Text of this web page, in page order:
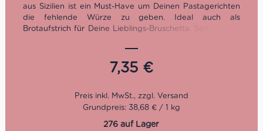
aus Sizilien ist ein Must-Have um Deinen Pastagerichten
die fehlende Würze zu geben. Ideal auch als
Brotaufstrich für Deine Lieblings-Bruschetta. Seit über 15
sizilianischen Trockenfrüchte exzellente Produkte her. Die
Qualität und Auswahl der besten Pistazien steht an aller
erster Stelle, dass kannst Du an ihren unverkennbaren
Glutenfrei
Auch im 90g Format erhältlich
7,35 €
Grundpreis: 38,68 € / 1 kg
276 auf Lager